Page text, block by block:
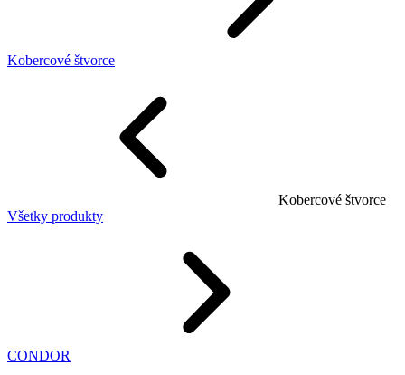
Kobercové štvorce
Kobercové štvorce
Všetky produkty
CONDOR